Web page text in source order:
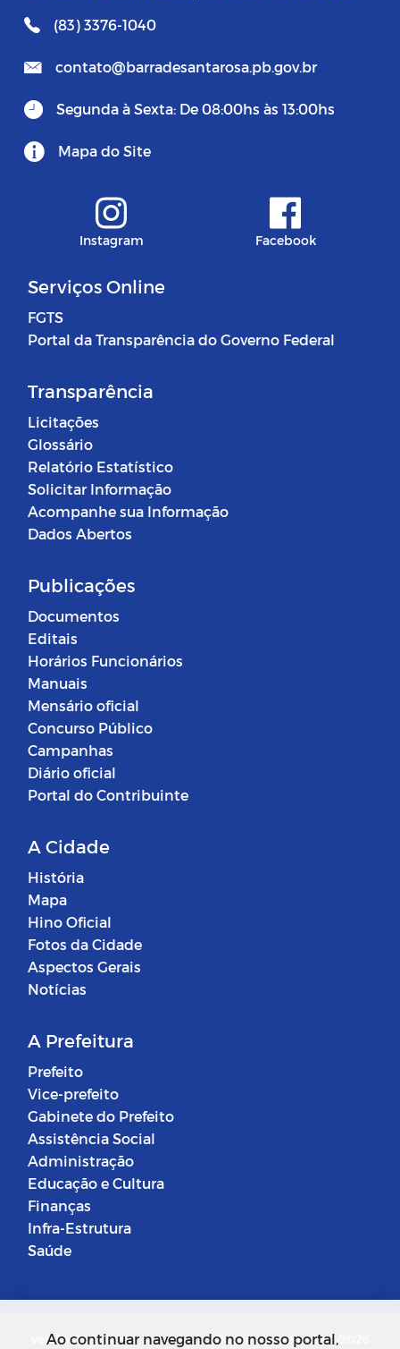
(83) 3376-1040
contato@barradesantarosa.pb.gov.br
Segunda à Sexta: De 08:00hs às 13:00hs
Mapa do Site
Instagram Facebook
Serviços Online
FGTS
Portal da Transparência do Governo Federal
Transparência
Licitações
Glossário
Relatório Estatístico
Solicitar Informação
Acompanhe sua Informação
Dados Abertos
Publicações
Documentos
Editais
Horários Funcionários
Manuais
Mensário oficial
Concurso Público
Campanhas
Diário oficial
Portal do Contribuinte
A Cidade
História
Mapa
Hino Oficial
Fotos da Cidade
Aspectos Gerais
Notícias
A Prefeitura
Prefeito
Vice-prefeito
Gabinete do Prefeito
Assistência Social
Administração
Educação e Cultura
Finanças
Infra-Estrutura
Saúde
Versão do Sistema: 5.0.268 Data da Versão: 18/03/2026
Ao continuar navegando no nosso portal,